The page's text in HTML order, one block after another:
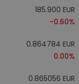
185.900 EUR
-0.60%
0.864784 EUR
0.00%
0.865056 EUR